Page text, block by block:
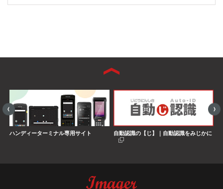
ハンディーターミナル専用サイト 自動認識の【じ】｜自動認識をみじかに